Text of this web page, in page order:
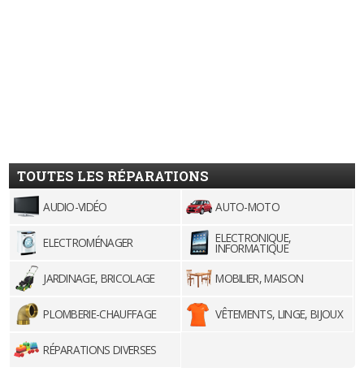
TOUTES LES RÉPARATIONS
AUDIO-VIDÉO AUTO-MOTO
ELECTROMÉNAGER ELECTRONIQUE,
INFORMATIQUE
JARDINAGE, BRICOLAGE
MOBILIER, MAISON
PLOMBERIE-CHAUFFAGE VÊTEMENTS, LINGE, BIJOUX
RÉPARATIONS DIVERSES